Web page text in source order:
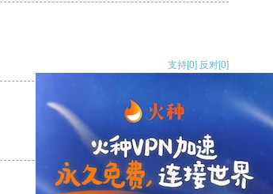
支持[0] 反对[0]
支持[0] 反对